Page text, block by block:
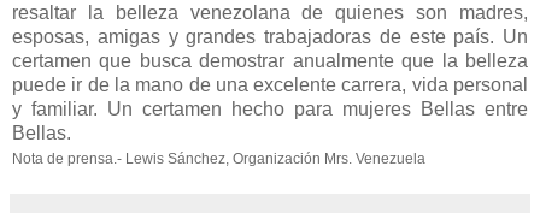
resaltar la belleza venezolana de quienes son madres,
esposas, amigas y grandes trabajadoras de este país. Un
certamen que busca demostrar anualmente que la belleza
puede ir de la mano de una excelente carrera, vida personal
y familiar. Un certamen hecho para mujeres Bellas entre
Bellas.
Nota de prensa.- Lewis Sánchez, Organización Mrs. Venezuela